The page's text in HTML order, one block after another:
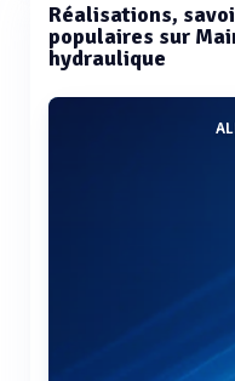
Réalisations,
populaires sur
hydraulique